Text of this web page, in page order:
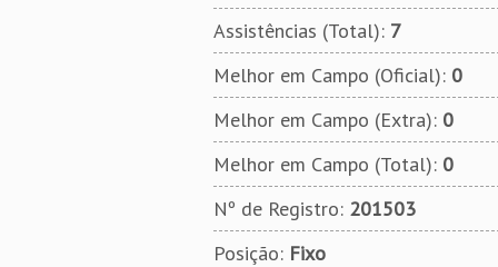
Assistências (Total): 7
Melhor em Campo (Oficial): 0
Melhor em Campo (Extra): 0
Melhor em Campo (Total): 0
Nº de Registro: 201503
Posição: Fixo